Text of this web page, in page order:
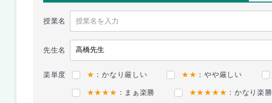
授業名
先生名
楽単度 ★ ：かなり厳しい ★★ ：やや厳しい
★★★★ ：まぁ楽勝 ★★★★★ ：かなり楽勝